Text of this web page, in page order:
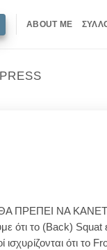
ABOUT ME
ΠΡΕΠΕΙ ΝΑ
ότι το (Back) Squat
ότι το